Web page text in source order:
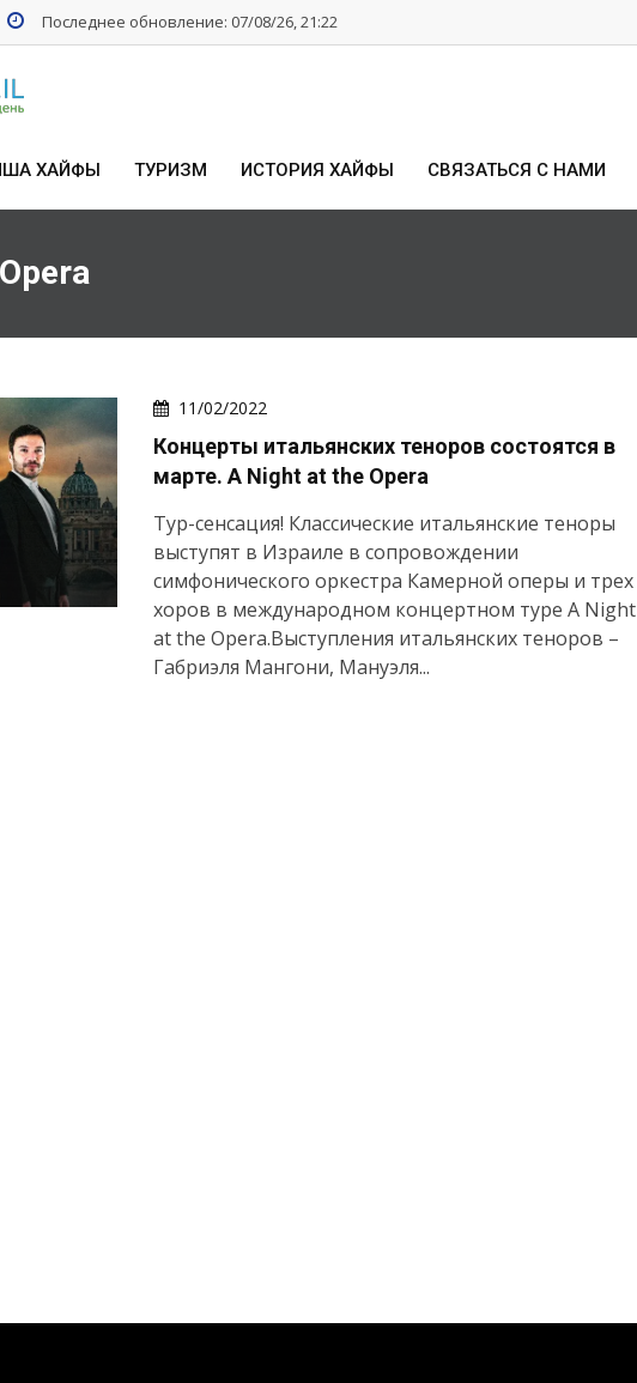
Последнее обновление: 07/08/26, 21:22
ХАЙФЫ ТУРИЗМ ИСТОРИЯ ХАЙФЫ СВЯЗАТЬСЯ С НАМИ
11/02/2022
Концерты итальянских теноров состоятся в
марте. A Night at the Opera
Тур-сенсация! Классические итальянские теноры
выступят в Израиле в сопровождении
симфонического оркестра Камерной оперы и трех
хоров в международном концертном туре A Night
at the Opera.Выступления итальянских теноров –
Габриэля Мангони, Мануэля...